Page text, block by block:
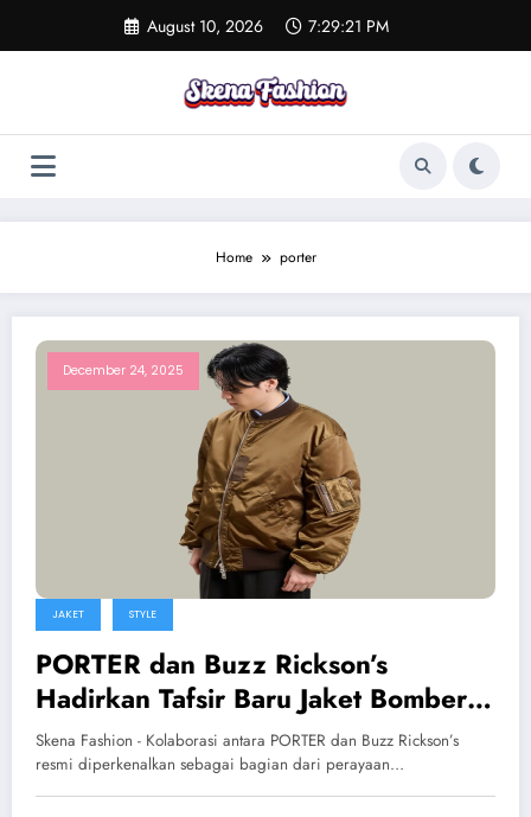
content
August 10, 2026 7:29:22 PM
Home porter
December 24, 2025
JAKET STYLE
PORTER dan Buzz Rickson’s
Hadirkan Tafsir Baru Jaket Bomber
MA-1 Ikonis
Skena Fashion - Kolaborasi antara PORTER dan Buzz Rickson’s
resmi diperkenalkan sebagai bagian dari perayaan…